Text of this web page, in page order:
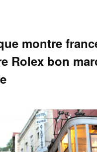
montre
Rolex bon